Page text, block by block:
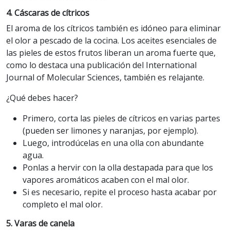
4. Cáscaras de cítricos
El aroma de los cítricos también es idóneo para eliminar
el olor a pescado de la cocina. Los aceites esenciales de
las pieles de estos frutos liberan un aroma fuerte que,
como lo destaca una publicación del International
Journal of Molecular Sciences, también es relajante.
¿Qué debes hacer?
Primero, corta las pieles de cítricos en varias partes
(pueden ser limones y naranjas, por ejemplo).
Luego, introdúcelas en una olla con abundante
agua.
Ponlas a hervir con la olla destapada para que los
vapores aromáticos acaben con el mal olor.
Si es necesario, repite el proceso hasta acabar por
completo el mal olor.
5. Varas de canela